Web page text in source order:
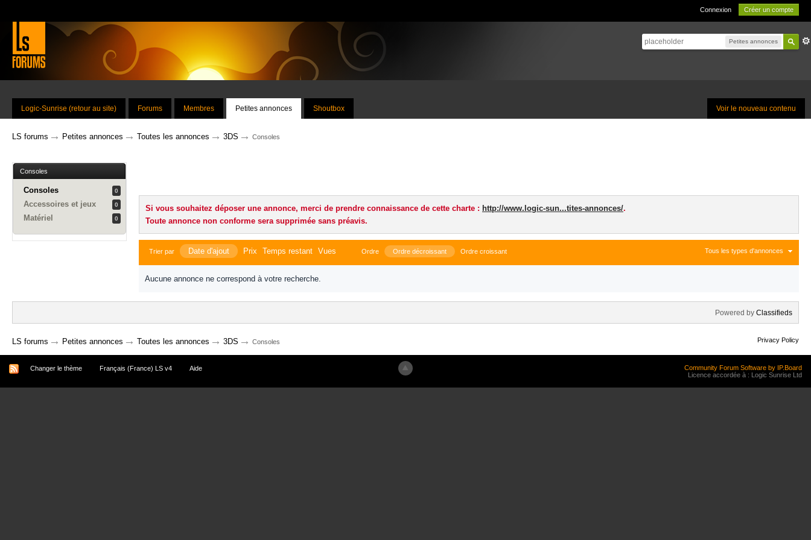
Connexion Créer un compte
Petites annonces
Voir le nouveau contenu
Logic-Sunrise (retour au site) Forums Membres Petites annonces Shoutbox
LS forums → Petites annonces → Toutes les annonces → 3DS → Consoles
Consoles
Consoles 0
Accessoires et jeux 0
Matériel 0
Si vous souhaitez déposer une annonce, merci de prendre connaissance de cette charte : http://www.logic-sun...tites-annonces/.
Toute annonce non conforme sera supprimée sans préavis.
Tous les types d'annonces
Trier par Date d'ajout Prix Temps restant Vues Ordre Ordre décroissant Ordre croissant
Aucune annonce ne correspond à votre recherche.
Powered by Classifieds
LS forums → Petites annonces → Toutes les annonces → 3DS → Consoles Privacy Policy
Changer le thème Français (France) LS v4 Aide
Community Forum Software by IP.Board
Licence accordée à : Logic Sunrise Ltd